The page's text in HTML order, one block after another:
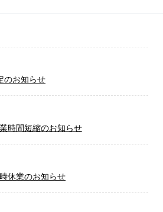
のお知らせ
時間短縮のお知らせ
休業のお知らせ